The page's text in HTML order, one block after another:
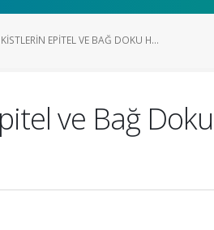
EPITEL VE BAĞ DOKU H...
ve Bağ